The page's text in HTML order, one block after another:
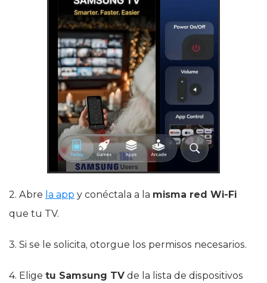
2. Abre la app y conéctala a la misma red Wi‑Fi
que tu TV.
3. Si se le solicita, otorgue los permisos necesarios.
4. Elige tu Samsung TV de la lista de dispositivos